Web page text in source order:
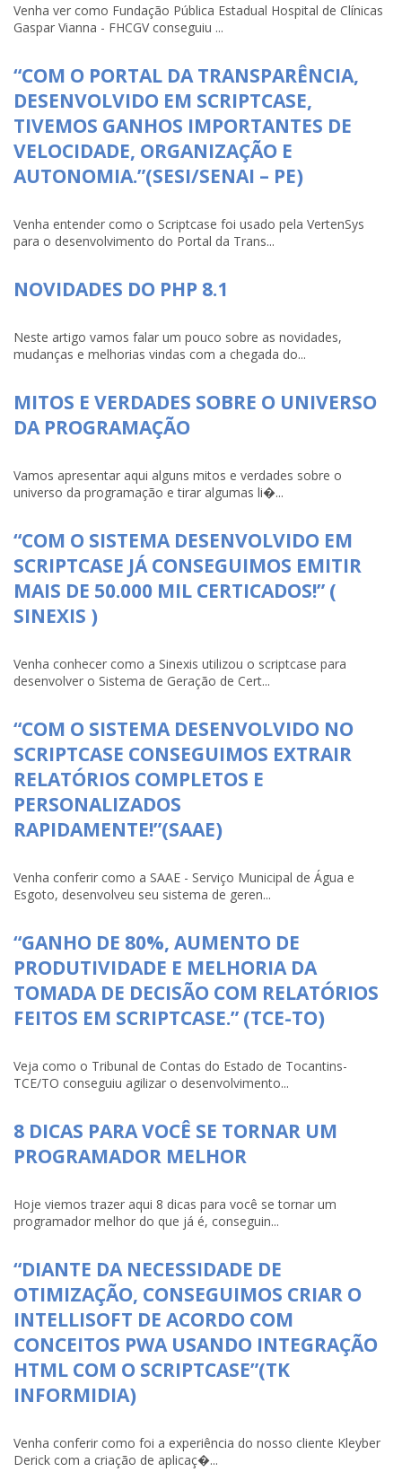
Venha ver como Fundação Pública Estadual Hospital de Clínicas
Gaspar Vianna - FHCGV conseguiu ...
“COM O PORTAL DA TRANSPARÊNCIA,
DESENVOLVIDO EM SCRIPTCASE,
TIVEMOS GANHOS IMPORTANTES DE
VELOCIDADE, ORGANIZAÇÃO E
AUTONOMIA.”(SESI/SENAI – PE)
Venha entender como o Scriptcase foi usado pela VertenSys
para o desenvolvimento do Portal da Trans...
NOVIDADES DO PHP 8.1
Neste artigo vamos falar um pouco sobre as novidades,
mudanças e melhorias vindas com a chegada do...
MITOS E VERDADES SOBRE O UNIVERSO
DA PROGRAMAÇÃO
Vamos apresentar aqui alguns mitos e verdades sobre o
universo da programação e tirar algumas li�...
“COM O SISTEMA DESENVOLVIDO EM
SCRIPTCASE JÁ CONSEGUIMOS EMITIR
MAIS DE 50.000 MIL CERTICADOS!” (
SINEXIS )
Venha conhecer como a Sinexis utilizou o scriptcase para
desenvolver o Sistema de Geração de Cert...
“COM O SISTEMA DESENVOLVIDO NO
SCRIPTCASE CONSEGUIMOS EXTRAIR
RELATÓRIOS COMPLETOS E
PERSONALIZADOS
RAPIDAMENTE!”(SAAE)
Venha conferir como a SAAE - Serviço Municipal de Água e
Esgoto, desenvolveu seu sistema de geren...
“GANHO DE 80%, AUMENTO DE
PRODUTIVIDADE E MELHORIA DA
TOMADA DE DECISÃO COM RELATÓRIOS
FEITOS EM SCRIPTCASE.” (TCE-TO)
Veja como o Tribunal de Contas do Estado de Tocantins-
TCE/TO conseguiu agilizar o desenvolvimento...
8 DICAS PARA VOCÊ SE TORNAR UM
PROGRAMADOR MELHOR
Hoje viemos trazer aqui 8 dicas para você se tornar um
programador melhor do que já é, conseguin...
“DIANTE DA NECESSIDADE DE
OTIMIZAÇÃO, CONSEGUIMOS CRIAR O
INTELLISOFT DE ACORDO COM
CONCEITOS PWA USANDO INTEGRAÇÃO
HTML COM O SCRIPTCASE”(TK
INFORMIDIA)
Venha conferir como foi a experiência do nosso cliente Kleyber
Derick com a criação de aplicaç�...